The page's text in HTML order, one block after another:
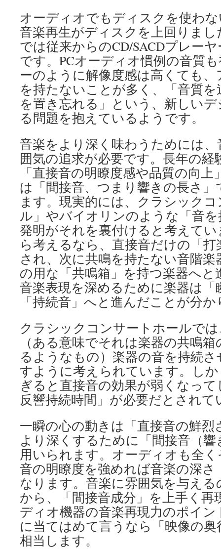
オーディオでもディスクを使わ
音楽再生がディスクを上回りま
では従来からのCD/SACDプレー
です。PCオーディオ慣例の音質
ーのように解像度感は高くても
を持たないことが多く、「音質
を置き忘れる」という、新しい
る問題を抱えているようです。
音楽をより深く味わうためには
囲気の追求が必要です。長年の経
「直接音の明瞭度感や品質の向
は「間接音、つまり響きの長さ
ます。現実的には、クラシック
ル」やバイオリンのような「音
発明がそれを裏付けると考えて
ら考えるなら、直接音だけの「
され、次に共鳴を持たない音階
の用な「共鳴箱」を持つ楽器へ
音楽表現を深めるために楽器は「
「持続音」へと進んだことが分
クラシックコンサートホールで
（ある意味でそれは楽器の共鳴
るようなもの）楽器の音を持続
すように考えられています。し
ぎると直接音の効果が弱くなっ
反響持続時間」が必要だとされて
一瞬の心の動きは「直接音の鮮
より深くするために「間接音（
用いられます。オーディオも全
音の明瞭度を強めれば音楽の深さ
なります。音楽に雰囲気を与え
から、「間接音成分」を上手く
ディオ機器の音楽再現力のポイ
に当てはめて言うなら「映像の
相当します。